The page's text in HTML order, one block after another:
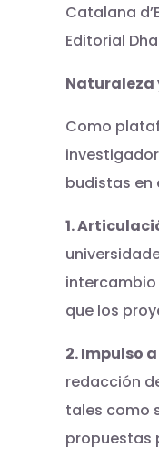
Catalana
Editorial
Naturaleza
Como
budistas en
1.
que los
2. Impulso
redacción
tales como
propuestas